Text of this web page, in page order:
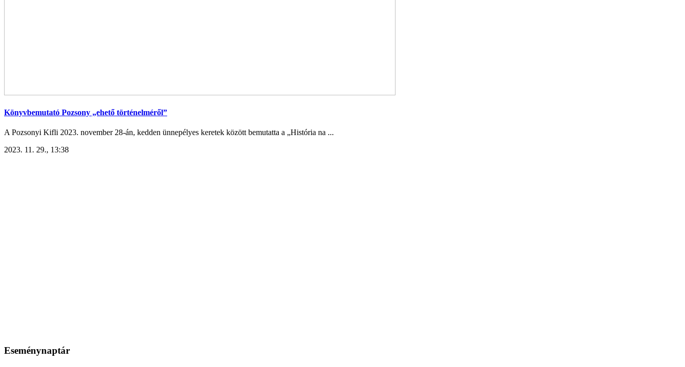
Könyvbemutató Pozsony „ehető történelméről”
A Pozsonyi Kifli 2023. november 28-án, kedden ünnepélyes keretek között bemutatta a „História na ...
2023. 11. 29., 13:38
Eseménynaptár